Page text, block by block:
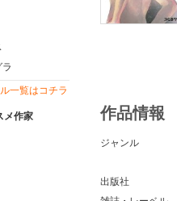
一覧はコチラ
メ作家
作品情報
ジャンル
出版社